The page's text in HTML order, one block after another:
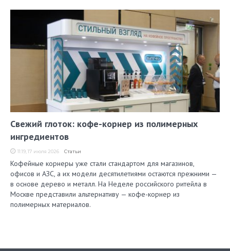
Свежий глоток: кофе-корнер из полимерных
ингредиентов
11:19, 17 июля 2026 Статьи
Кофейные корнеры уже стали стандартом для магазинов,
офисов и АЗС, а их модели десятилетиями остаются прежними —
в основе дерево и металл. На Неделе российского ритейла в
Москве представили альтернативу — кофе-корнер из
полимерных материалов.